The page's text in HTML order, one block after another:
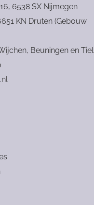
Verstuur
6538 SX Nijmegen
KN Druten (Gebouw
Beuningen en Tiel